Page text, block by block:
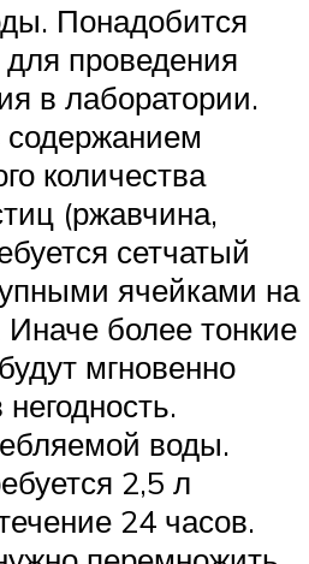
Понадобится
для проведения
в лаборатории.
количества
(ржавчина,
сетчатый
ячейками на
более тонкие
мгновенно
воды.
2,5 л
24 часов.